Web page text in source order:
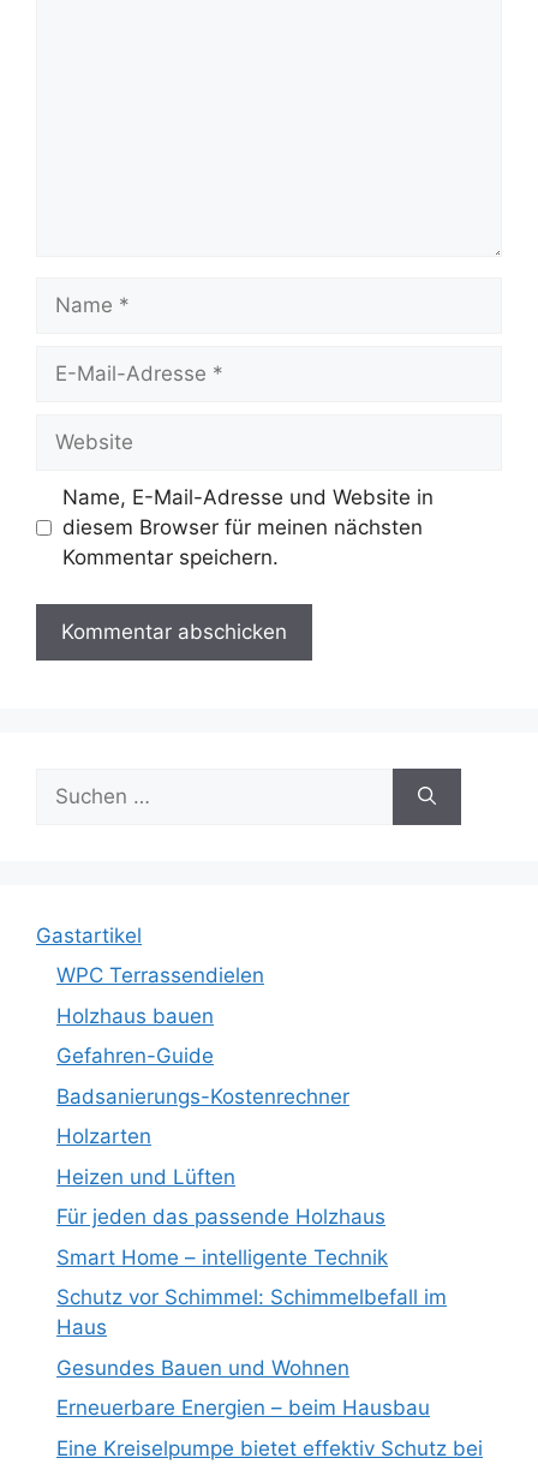
Name
Website
Name, E-Mail-Adresse und Website in
diesem Browser für meinen nächsten
Kommentar speichern.
nach:
Gastartikel
WPC Terrassendielen
Holzhaus bauen
Gefahren-Guide
Badsanierungs-Kostenrechner
Holzarten
Heizen und Lüften
Für jeden das passende Holzhaus
Smart Home – intelligente Technik
Schutz vor Schimmel: Schimmelbefall im
Haus
Gesundes Bauen und Wohnen
Erneuerbare Energien – beim Hausbau
Eine Kreiselpumpe bietet effektiv Schutz bei